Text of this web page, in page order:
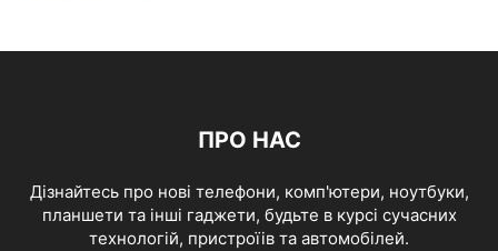
ПРО НАС
Дізнайтесь про нові телефони, комп'ютери, ноутбуки,
планшети та інші гаджети, будьте в курсі сучасних
технологій, пристроїів та автомобілей.